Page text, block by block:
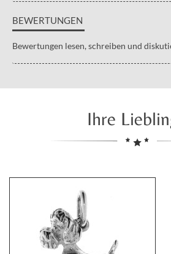
BEWERTUNGEN
Bewertungen lesen, schreiben und
Ihre